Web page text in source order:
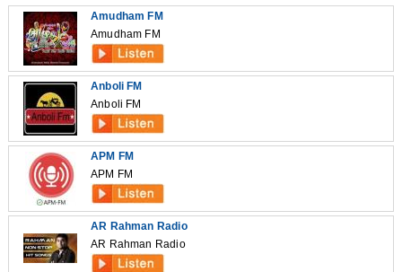
Amudham FM
Amudham FM
Anboli FM
Anboli FM
APM FM
APM FM
AR Rahman Radio
AR Rahman Radio